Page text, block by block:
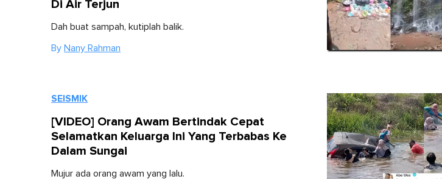
Di Air Terjun
Dah buat sampah, kutiplah balik.
By Nany Rahman
SEISMIK
[VIDEO] Orang Awam Bertindak Cepat
Selamatkan Keluarga Ini Yang Terbabas Ke
Dalam Sungai
Mujur ada orang awam yang lalu.